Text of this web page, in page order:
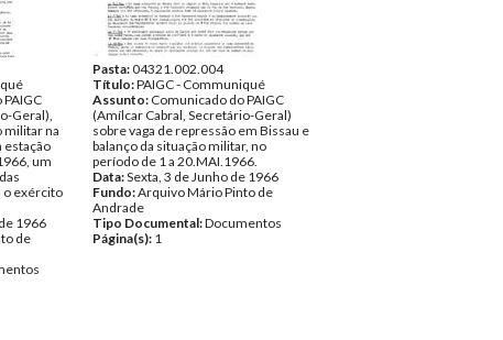
Geral),
militar na
estação
um
o exército
1966
de
Pasta:04321.002.004
Título:PAIGC - Communiqué
Assunto: Comunicado do PAIGC
(Amílcar Cabral, Secretário-Geral)
sobre vaga de repressão em Bissau e
balanço da situação militar, no
período de 1 a 20.MAI.1966.
Data:Sexta, 3 de Junho de 1966
Fundo:Arquivo Mário Pinto de
Andrade
Tipo Documental:Documentos
Página(s): 1